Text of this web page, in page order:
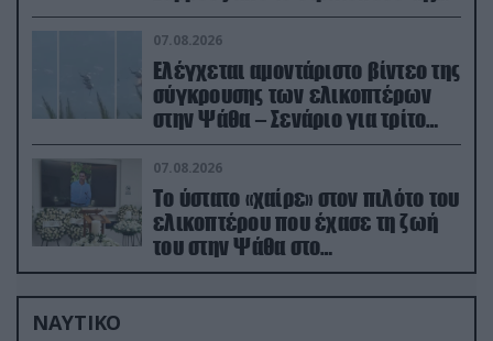
Ρωσίας»
07.08.2026
Ελέγχεται αμοντάριστο βίντεο της
σύγκρουσης των ελικοπτέρων
στην Ψάθα – Σενάριο για τρίτο
ελικόπτερο
07.08.2026
Το ύστατο «χαίρε» στον πιλότο του
ελικοπτέρου που έχασε τη ζωή
του στην Ψάθα στο
αποτεφρωτήριο Ριτσώνας
ΝΑΥΤΙΚΟ